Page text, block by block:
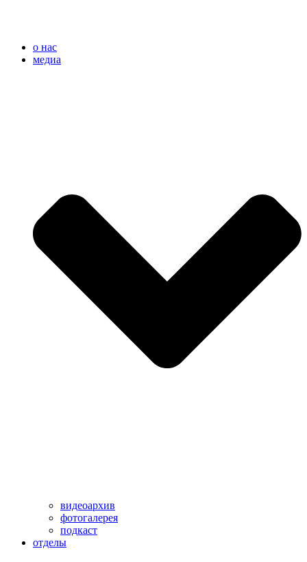
o нас
медиа
видеоархив
фотогалерея
подкаст
отделы